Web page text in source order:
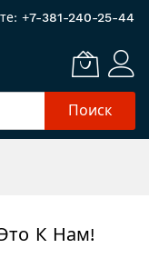
+7-381-240-25-44
Поиск
К Нам!